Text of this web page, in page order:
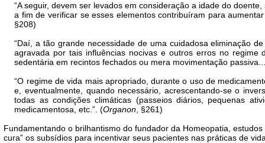
“A seguir, devem ser levados em consideração a idade do
a fim de verificar se esses elementos contribuíram para
§208)
“Daí, a tão grande necessidade de uma cuidadosa eliminação
agravada por tais influências nocivas e outros erros no regime
sedentária em recintos fechados ou mera movimentação
“O regime de vida mais apropriado, durante o uso de
e, eventualmente, quando necessário, acrescentando-se o
todas as condições climáticas (passeios diários, pequenas
medicamentosa, etc.”. (Organon , §261)
Fundamentando o brilhantismo do fundador da Homeopatia,
cura” os subsídios para incentivar seus pacientes nas práticas de